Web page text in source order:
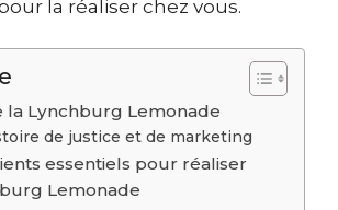
la réaliser chez vous.
la Lynchburg Lemonade
de justice et de marketing
essentiels pour réaliser
Lemonade